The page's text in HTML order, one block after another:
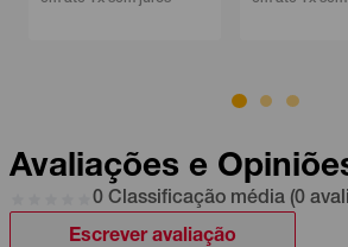
Avaliações e
0 Classificação média (0
Escrever avaliação